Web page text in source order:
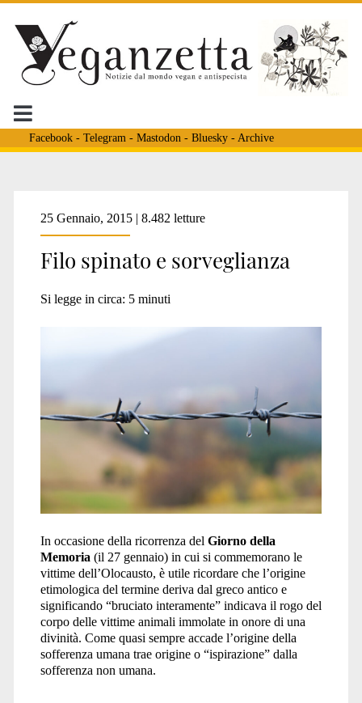
Facebook- Telegram - Mastodon - Bluesky- Archive
Tag:
25 Gennaio, 2015 | 8.482 letture
Filo spinato e sorveglianza
Si legge in circa: 5 minuti
In occasione della ricorrenza del Giorno della
Memoria (il 27 gennaio) in cui si commemorano le
vittime dell’Olocausto, è utile ricordare che l’origine
etimologica del termine deriva dal greco antico e
significando “bruciato interamente” indicava il rogo del
corpo delle vittime animali immolate in onore di una
divinità. Come quasi sempre accade l’origine della
sofferenza umana trae origine o “ispirazione” dalla
sofferenza non umana.